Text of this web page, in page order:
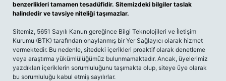
benzerlikleri tamamen tesadüfidir. Sitemizdeki bilgiler taslak
halindedir ve tavsiye niteliği taşımazlar.
Sitemiz, 5651 Sayılı Kanun gereğince Bilgi Teknolojileri ve İletişim
Kurumu (BTK) tarafından onaylanmış bir Yer Sağlayıcı olarak hizmet
vermektedir. Bu nedenle, sitedeki içerikleri proaktif olarak denetleme
veya araştırma yükümlülüğümüz bulunmamaktadır. Ancak, üyelerimiz
yazdıkları içeriklerin sorumluluğunu taşımakta olup, siteye üye olarak
bu sorumluluğu kabul etmiş sayılırlar.